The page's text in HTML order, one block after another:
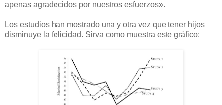
apenas agradecidos por nuestros esfuerzos».
Los estudios han mostrado una y otra vez que tener hijos
disminuye la felicidad. Sirva como muestra este gráfico: